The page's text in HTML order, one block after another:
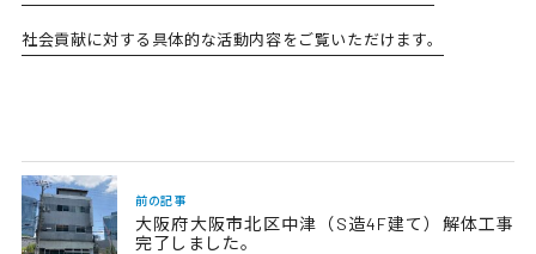
社会貢献に対する具体的な活動内容をご覧いただけます。
前の記事
大阪府大阪市北区中津（S造4F建て）解体工事
完了しました。